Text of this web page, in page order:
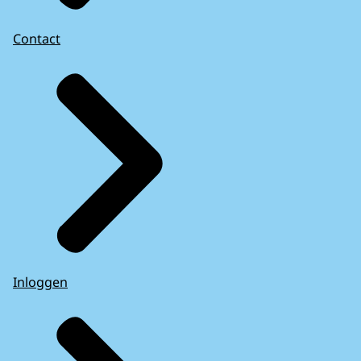
Contact
Inloggen